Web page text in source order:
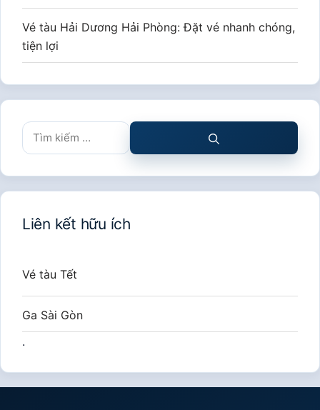
Vé tàu Hải Dương Hải Phòng: Đặt vé nhanh chóng,
tiện lợi
Tìm
kiếm
Liên kết hữu ích
Vé tàu Tết
Ga Sài Gòn
.